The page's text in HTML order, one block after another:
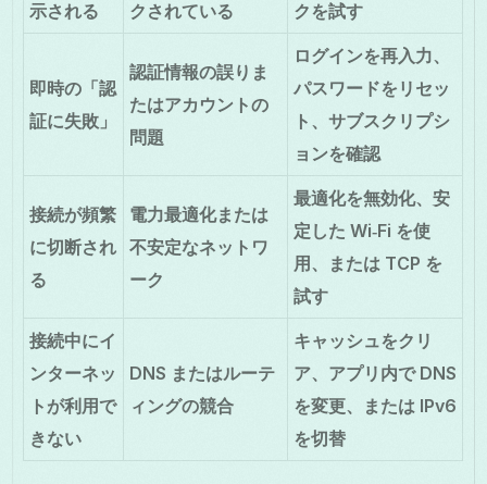
示される
クされている
クを試す
即時の「認
証に失敗」
認証情報の誤りま
たはアカウントの
問題
ログインを再入力、
パスワードをリセッ
ト、サブスクリプシ
ョンを確認
接続が頻繁
に切断され
る
電力最適化または
不安定なネットワ
ーク
最適化を無効化、安
定した Wi‑Fi を使
用、または TCP を
試す
接続中にイ
ンターネッ
トが利用で
きない
DNS またはルーテ
ィングの競合
キャッシュをクリ
ア、アプリ内で DNS
を変更、または IPv6
を切替